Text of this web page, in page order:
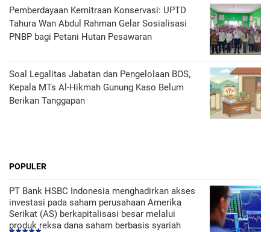
Pemberdayaan Kemitraan Konservasi: UPTD
Tahura Wan Abdul Rahman Gelar Sosialisasi
PNBP bagi Petani Hutan Pesawaran
Soal Legalitas Jabatan dan Pengelolaan BOS,
Kepala MTs Al-Hikmah Gunung Kaso Belum
Berikan Tanggapan
POPULER
PT Bank HSBC Indonesia menghadirkan akses
investasi pada saham perusahaan Amerika
Serikat (AS) berkapitalisasi besar melalui
produk reksa dana saham berbasis syariah